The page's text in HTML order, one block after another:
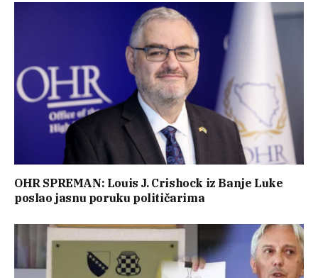
OHR SPREMAN: Louis J. Crishock iz Banje Luke
poslao jasnu poruku političarima